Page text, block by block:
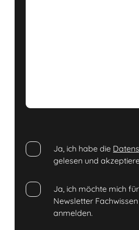
Ja, ich habe die
gelesen und
Ja, ich möchte mich
Newsletter
anmelden.